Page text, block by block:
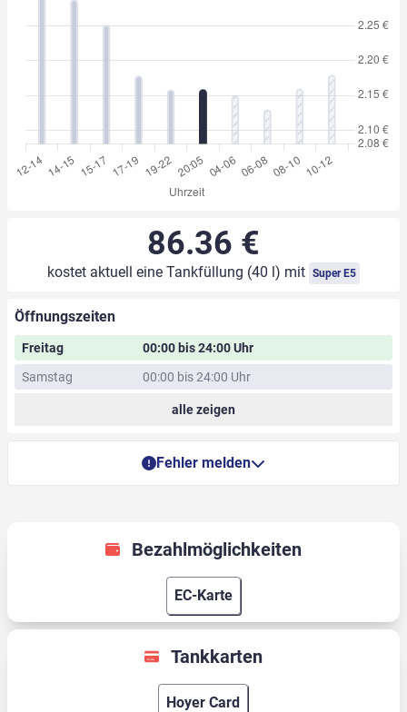
86.36 €
kostet aktuell eine Tankfüllung (40 l) mit Super E5
Öffnungszeiten
Freitag
00:00 bis 24:00 Uhr
Samstag
00:00 bis 24:00 Uhr
alle zeigen
Fehler melden
Bezahlmöglichkeiten
EC-Karte
Tankkarten
Hoyer Card